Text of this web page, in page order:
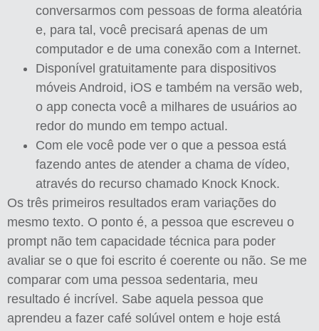
conversarmos com pessoas de forma aleatória
e, para tal, você precisará apenas de um
computador e de uma conexão com a Internet.
Disponível gratuitamente para dispositivos
móveis Android, iOS e também na versão web,
o app conecta você a milhares de usuários ao
redor do mundo em tempo actual.
Com ele você pode ver o que a pessoa está
fazendo antes de atender a chama de vídeo,
através do recurso chamado Knock Knock.
Os três primeiros resultados eram variações do
mesmo texto. O ponto é, a pessoa que escreveu o
prompt não tem capacidade técnica para poder
avaliar se o que foi escrito é coerente ou não. Se me
comparar com uma pessoa sedentaria, meu
resultado é incrível. Sabe aquela pessoa que
aprendeu a fazer café solúvel ontem e hoje está